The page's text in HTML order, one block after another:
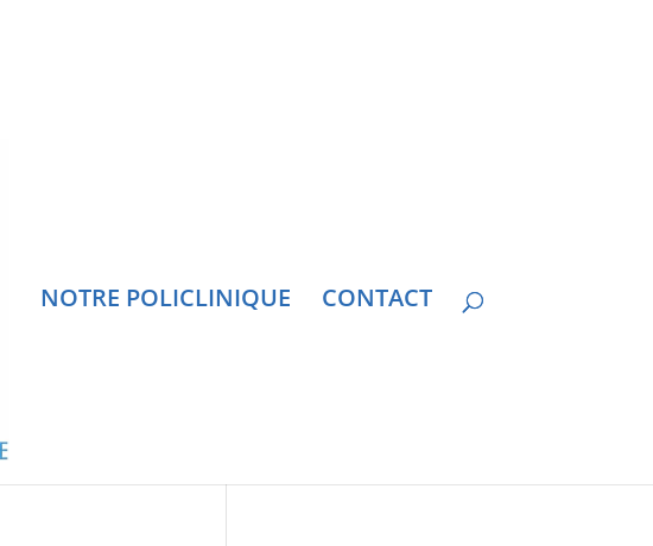
NOTRE POLICLINIQUE CONTACT